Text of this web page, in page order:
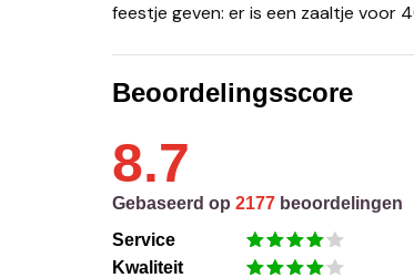
feestje geven: er is een zaaltje voor
Beoordelingsscore
8.7
Gebaseerd op 2177 beoordelingen
Service
Kwaliteit